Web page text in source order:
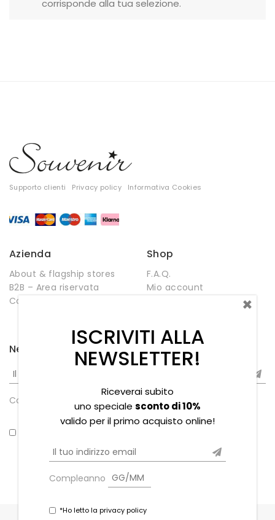
Tute
Tutti
Gift Card
corrisponde alla tua selezione.
Supporto clienti Privacy policy Informativa Cookies
Azienda
About & flagship stores
B2B – Area riservata
Contatti
Shop
F.A.Q.
Mio account
Newsletter
Compleanno
ISCRIVITI ALLA
NEWSLETTER!
Riceverai subito
uno speciale sconto di 10%
valido per il primo acquisto online!
Compleanno
*Ho letto la privacy policy
×